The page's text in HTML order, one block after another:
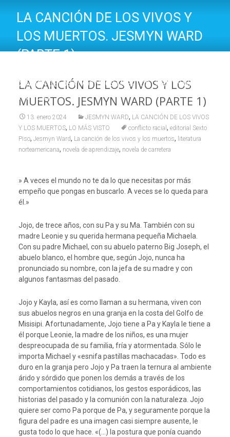
LA CANCIÓN DE LOS VIVOS Y
LOS MUERTOS. JESMYN WARD
(PARTE 1)
CANCIÓN DE LOS VIVOS Y LOS MUERTOS. JESMYN WARD
(PARTE 1)
LA CANCIÓN DE LOS VIVOS Y LOS
MUERTOS. JESMYN WARD (PARTE 1)
13. enero 2024 JESMYN WARD, LA CANCIÓN DE LOS VIVOS
Y LOS MUERTOS, LO MÁS VISTO conflicto racial , editorial Sexto
Piso, Jesmyn Ward, La canción de los vivos y los muertos, literatura
norteamericana, novela de aprendizaje, novela de carretera
» A veces el mundo no te da lo que necesitas por más
empeño que pongas en buscarlo. A veces se lo queda para
él.»
Jojo, de trece años, con su Pa y su Ma. También con su
madre Leonie y su querida hermana pequeña Michaela.
Con su padre Michael, con su abuelo paterno Big Joseph, el
abuelo blanco, el hombre que, según Jojo, nunca ha
pronunciado su nombre, con la jefa de su madre y con
algunos fantasmas del pasado.
Jojo y Kayla, así es como llaman a su hermana, viven con
sus abuelos negros en una granja en la costa del Golfo de
Misisipi. Afortunadamente, Jojo tiene a Pa y Kayla le tiene a
él porque Leonie, la madre de los niños, es una mujer
despreocupada de su familia, fría y atormentada. Sólo le
importa Michael y «esnifa pastillas machacadas». Todo es
duro en la granja pero Jojo y Pa traen la ternura al ambiente
árido y sórdido que ponen los demás a través de los
comportamientos cotidianos, los gestos esporádicos, las
historias del pasado y la comunión con la naturaleza. Jojo
quiere ser como Pa porque de Pa, y seguramente porque la
figura del padre es una imagen casi siempre ausente, le
gusta todo lo que hace. «(…) la postura que ponía cuando